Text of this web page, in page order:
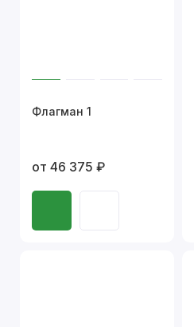
Флагман 1
от 46 375 ₽